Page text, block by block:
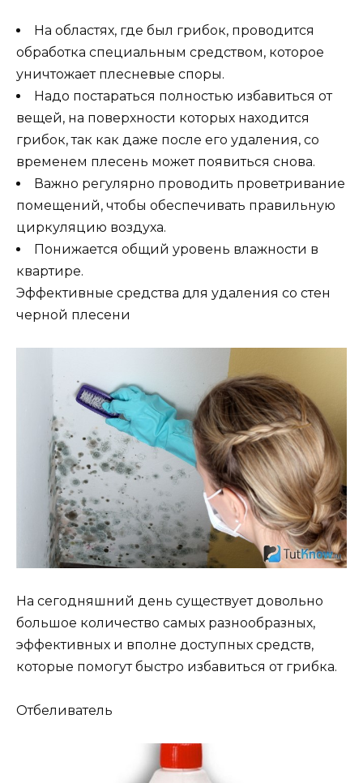
На областях, где был грибок, проводится
обработка специальным средством, которое
уничтожает плесневые споры.
Надо постараться полностью избавиться от
вещей, на поверхности которых находится
грибок, так как даже после его удаления, со
временем плесень может появиться снова.
Важно регулярно проводить проветривание
помещений, чтобы обеспечивать правильную
циркуляцию воздуха.
Понижается общий уровень влажности в
квартире.
Эффективные средства для удаления со стен
черной плесени
На сегодняшний день существует довольно
большое количество самых разнообразных,
эффективных и вполне доступных средств,
которые помогут быстро избавиться от грибка.
Отбеливатель